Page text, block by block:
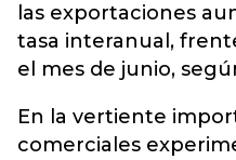
las exportaciones
tasa interanual,
el mes de junio,
En la vertiente
comerciales